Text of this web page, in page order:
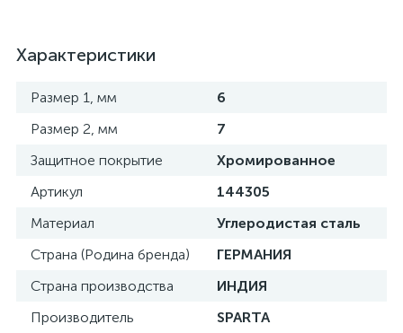
Характеристики
Размер 1, мм
6
Размер 2, мм
7
Защитное покрытие
Хромированное
Артикул
144305
Материал
Углеродистая сталь
Страна (Родина бренда)
ГЕРМАНИЯ
Страна производства
ИНДИЯ
Производитель
SPARTA